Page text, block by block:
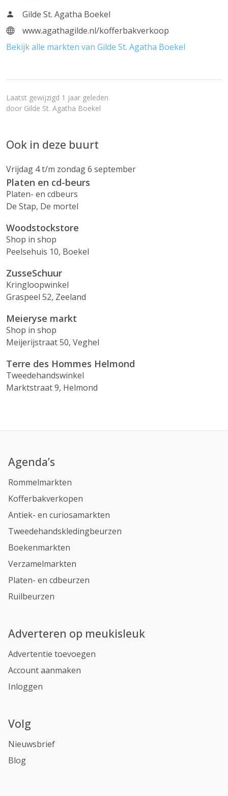
Gilde St. Agatha Boekel
www.agathagilde.nl/kofferbakverkoop
Bekijk alle markten van Gilde St. Agatha Boekel
Laatst gewijzigd 1 jaar geleden
door Gilde St. Agatha Boekel
Ook in deze buurt
Vrijdag 4 t/m zondag 6 september
Platen en cd-beurs
Platen- en cdbeurs
De Stap, De mortel
Woodstockstore
Shop in shop
Peelsehuis 10, Boekel
ZusseSchuur
Kringloopwinkel
Graspeel 52, Zeeland
Meieryse markt
Shop in shop
Meijerijstraat 50, Veghel
Terre des Hommes Helmond
Tweedehandswinkel
Marktstraat 9, Helmond
Agenda’s
Rommelmarkten
Kofferbakverkopen
Antiek- en curiosamarkten
Tweedehandskledingbeurzen
Boekenmarkten
Verzamelmarkten
Platen- en cdbeurzen
Ruilbeurzen
Adverteren op meukisleuk
Advertentie toevoegen
Account aanmaken
Inloggen
Volg
Nieuwsbrief
Blog